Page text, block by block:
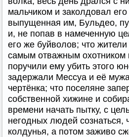
мальчиком и заколдовал
выпущенная им, Бульдео,
и, не попав в намеченную
его же буйволов; что
самым отважным охотником
поручили ему убить этого
задержали Мессуа и её
чертёнка; что поселяне
собственной хижине и
времени начать пытку, с
негодных людей сознаться,
колдунья, а потом заживо